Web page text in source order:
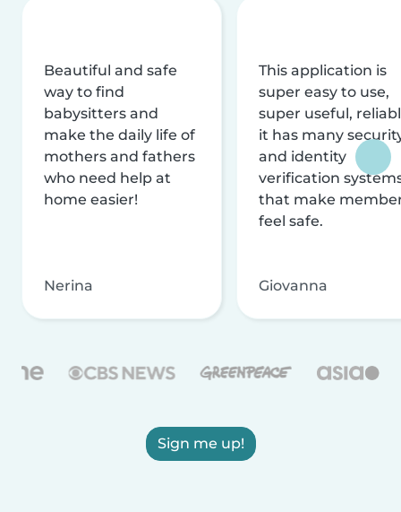
Beautiful and safe
way to find
babysitters and
make the daily life of
mothers and fathers
who need help at
home easier!
Nerina
This application is
super easy to use,
super useful,
it has many
and identity
verification
that make
feel safe.
Giovanna
Sign me up!